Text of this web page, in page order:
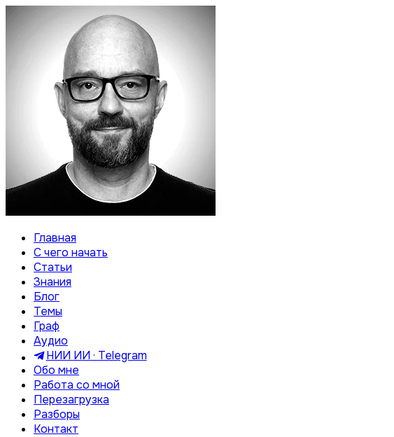
Главная
С чего начать
Статьи
Знания
Блог
Темы
Граф
Аудио
НИИ ИИ · Telegram
Обо мне
Работа со мной
Перезагрузка
Разборы
Контакт